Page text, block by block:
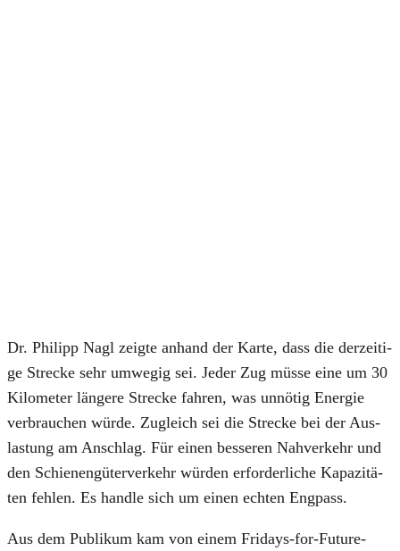
Dr. Phil­ipp Nagl zeig­te anhand der Kar­te, dass die der­zei­ti­
ge Stre­cke sehr umwe­gig sei. Jeder Zug müs­se eine um 30
Kilo­me­ter län­ge­re Stre­cke fah­ren, was unnö­tig Ener­gie
ver­brau­chen wür­de. Zugleich sei die Stre­cke bei der Aus­
las­tung am Anschlag. Für einen bes­se­ren Nah­ver­kehr und
den Schie­nen­gü­ter­ver­kehr wür­den erfor­der­li­che Kapa­zi­tä­
ten feh­len. Es hand­le sich um einen ech­ten Eng­pass.
Aus dem Publi­kum kam von einem Fri­days-for-Future-